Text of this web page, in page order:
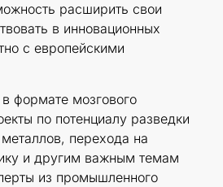
расширить свои
в инновационных
с европейскими
формате мозгового
по потенциалу разведки
перехода на
и другим важным темам
из промышленного